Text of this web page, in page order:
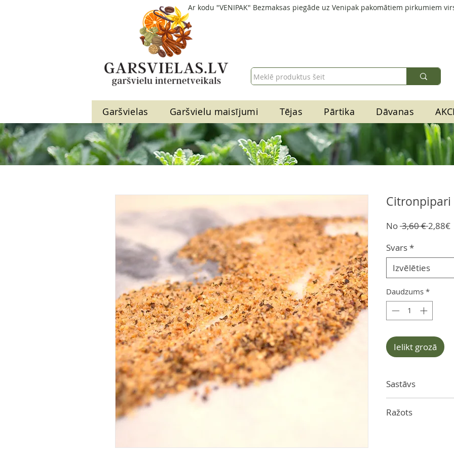
Ar kodu "VENIPAK" Bezmaksas piegāde uz Venipak pakomātiem pirkumiem
Garšvielas Garšvielu maisījumi Tējas Pārtika Dāvanas
Citronpipari
No 3,60 € Parastā
2,88€
Svars*
Izvēlēties
Daudzums *
Ielikt grozā
Sastāvs
citronskābe,
Ražots